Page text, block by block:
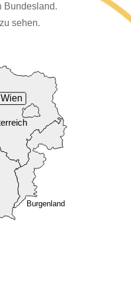
Bundesland.
sehen.
Burgenland
Wien